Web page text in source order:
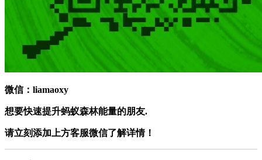
微信： liamaoxy
想要快速提升蚂蚁森林能量的朋友.
请立刻添加上方客服微信了解详情！